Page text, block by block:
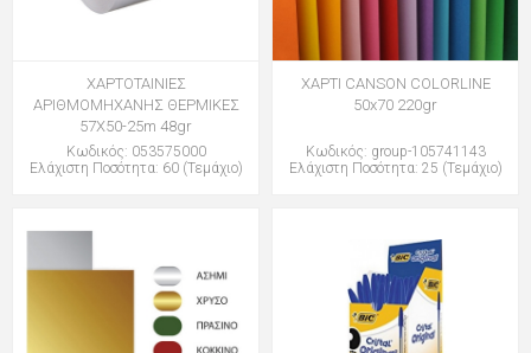
ΧΑΡΤΟΤΑΙΝΙΕΣ
ΑΡΙΘΜΟΜΗΧΑΝΗΣ ΘΕΡΜΙΚΕΣ
57Χ50-25m 48gr
Κωδικός: 053575000
Ελάχιστη Ποσότητα: 60 (Τεμάχιο)
ΧΑΡΤΙ CANSON COLORLINE
50x70 220gr
Κωδικός: group-105741143
Ελάχιστη Ποσότητα: 25 (Τεμάχιο)